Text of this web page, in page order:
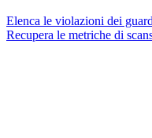
Elenca le violazioni dei
Recupera le metriche di